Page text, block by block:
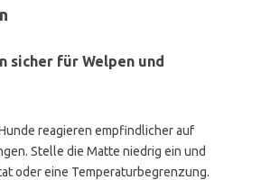
sicher für Welpen und
reagieren empfindlicher auf
Stelle die Matte niedrig ein und
oder eine Temperaturbegrenzung.